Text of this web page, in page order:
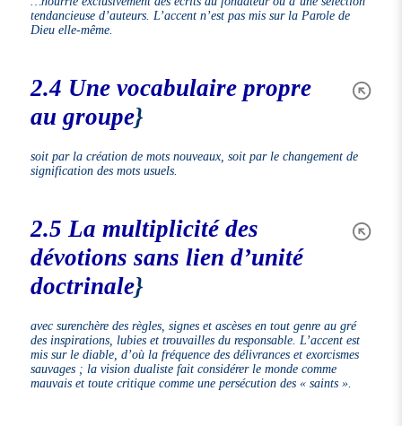
tendancieuse d’auteurs. L’accent n’est pas mis sur la Parole de
Dieu elle-même.
2.4 Une vocabulaire propre
au groupe}
soit par la création de mots nouveaux, soit par le changement de
signification des mots usuels.
2.5 La multiplicité des
dévotions sans lien d’unité
doctrinale}
avec surenchère des règles, signes et ascèses en tout genre au gré
des inspirations, lubies et trouvailles du responsable. L’accent est
mis sur le diable, d’où la fréquence des délivrances et exorcismes
sauvages ; la vision dualiste fait considérer le monde comme
mauvais et toute critique comme une persécution des « saints ».